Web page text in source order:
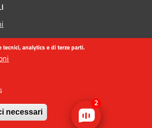
al turismo / Comune di Rimini, Piazzale
- +39 0541 704587 / Ufficio Informazioni
53399 / fax +39 0541 56598 / Statistiche
tecnici, analytics e di terze parti.
necessari
Revoca il consenso
2